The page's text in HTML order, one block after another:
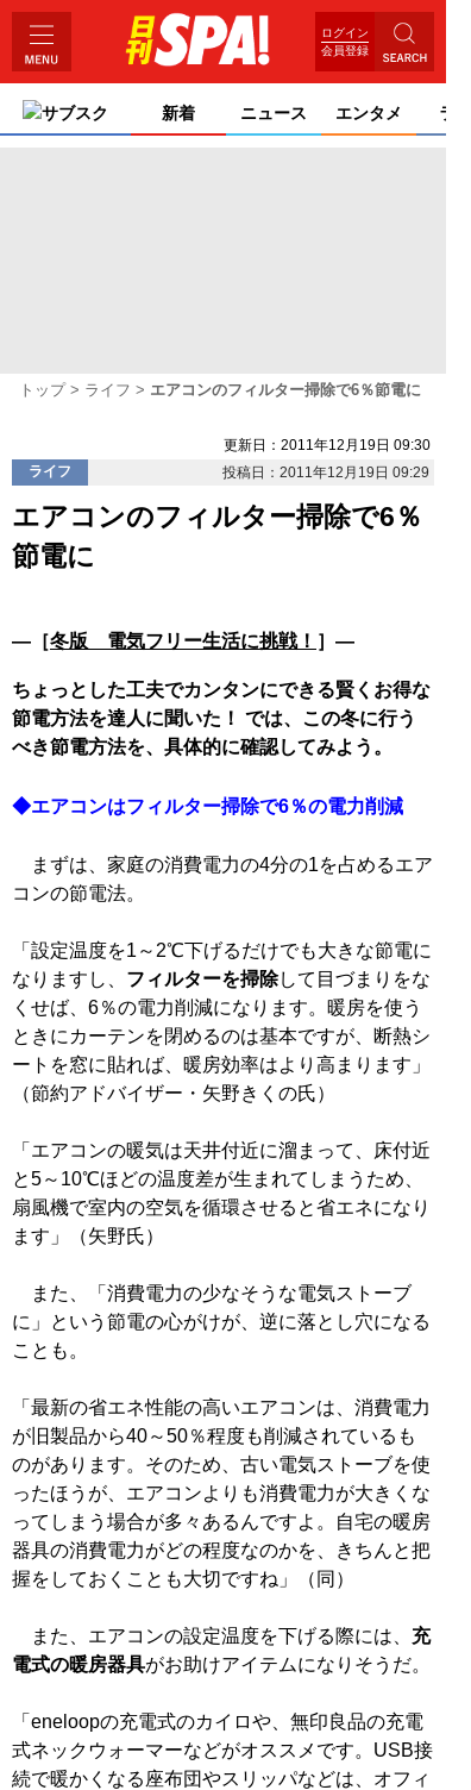
ログイン
会員登録
サブスク 新着 ニュース エンタメ ライ
トップ ライフ エアコンのフィルター掃除で6％節電に
更新日：2011年12月19日 09:30
ライフ
投稿日：2011年12月19日 09:29
エアコンのフィルター掃除で6％
節電に
―［冬版 電気フリー生活に挑戦！ ］―
ちょっとした工夫でカンタンにできる賢くお得な
節電方法を達人に聞いた！ では、この冬に行う
べき節電方法を、具体的に確認してみよう。
◆エアコンはフィルター掃除で6％の電力削減
まずは、家庭の消費電力の4分の1を占めるエア
コンの節電法。
「設定温度を1～2℃下げるだけでも大きな節電に
なりますし、 フィルターを掃除して目づまりをな
くせば、6％の電力削減になります。暖房を使う
ときにカーテンを閉めるのは基本ですが、断熱シ
ートを窓に貼れば、暖房効率はより高まります」
（節約アドバイザー・矢野きくの氏）
「エアコンの暖気は天井付近に溜まって、床付近
と5～10℃ほどの温度差が生まれてしまうため、
扇風機で室内の空気を循環させると省エネになり
ます」（矢野氏）
また、「消費電力の少なそうな電気ストーブ
に」という節電の心がけが、逆に落とし穴になる
ことも。
「最新の省エネ性能の高いエアコンは、消費電力
が旧製品から40～50％程度も削減されているも
のがあります。そのため、古い電気ストーブを使
ったほうが、エアコンよりも消費電力が大きくな
ってしまう場合が多々あるんですよ。自宅の暖房
器具の消費電力がどの程度なのかを、きちんと把
握をしておくことも大切ですね」（同）
また、エアコンの設定温度を下げる際には、 充
電式の暖房器具がお助けアイテムになりそうだ。
「eneloopの充電式のカイロや、無印良品の充電
式ネックウォーマーなどがオススメです。USB接
続で暖かくなる座布団やスリッパなどは、オフィ